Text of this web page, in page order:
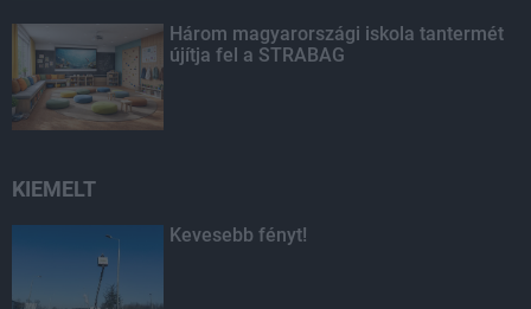
Három magyarországi iskola tantermét
újítja fel a STRABAG
KIEMELT
Kevesebb fényt!